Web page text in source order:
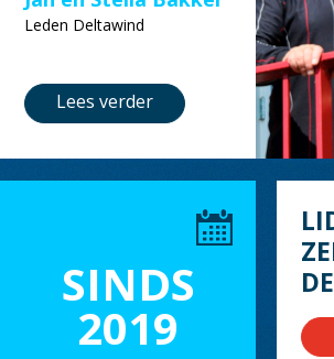
Leden Deltawind
Lees verder
SINDS
2019